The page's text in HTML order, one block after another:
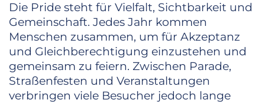
Die Pride steht für Vielfalt, Sichtbarkeit und
Gemeinschaft. Jedes Jahr kommen
Menschen zusammen, um für Akzeptanz
und Gleichberechtigung einzustehen und
gemeinsam zu feiern. Zwischen Parade,
Straßenfesten und Veranstaltungen
verbringen viele Besucher jedoch lange